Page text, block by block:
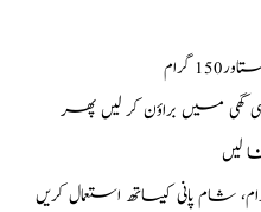
گھی میں براؤن کر لیں پھر
لیں
خوراک : 2 گرام صبح، 2 گرام، شام پانی کیساتھ استعمال کریں